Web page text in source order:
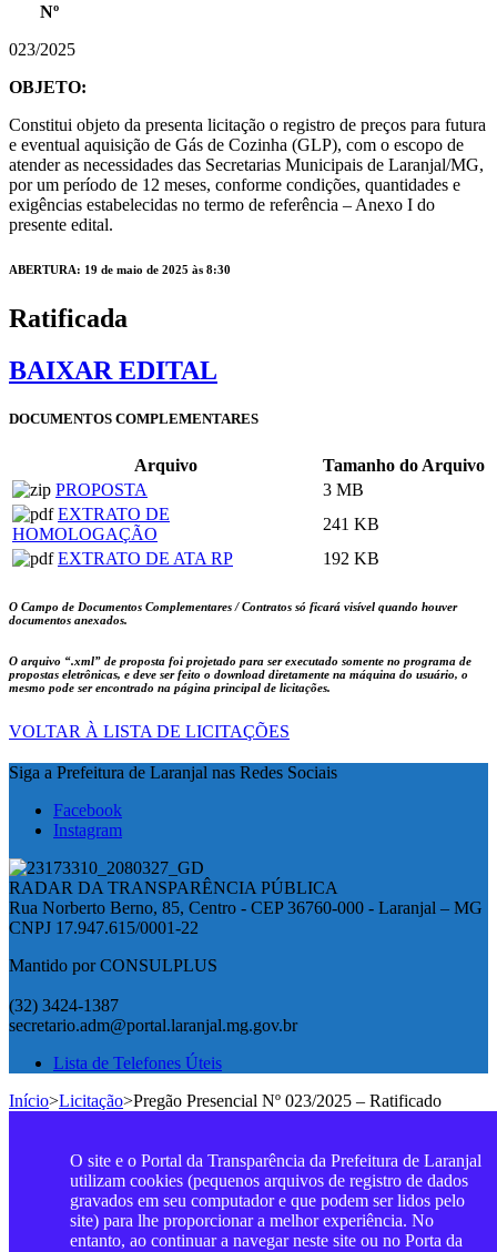
Nº
023/2025
OBJETO:
Constitui objeto da presenta licitação o registro de preços para futura
e eventual aquisição de Gás de Cozinha (GLP), com o escopo de
atender as necessidades das Secretarias Municipais de Laranjal/MG,
por um período de 12 meses, conforme condições, quantidades e
exigências estabelecidas no termo de referência – Anexo I do
presente edital.
ABERTURA: 19 de maio de 2025 às 8:30
Ratificada
BAIXAR EDITAL
DOCUMENTOS COMPLEMENTARES
Arquivo
Tamanho do Arquivo
PROPOSTA
3 MB
EXTRATO DE
HOMOLOGAÇÃO
241 KB
EXTRATO DE ATA RP
192 KB
O Campo de Documentos Complementares / Contratos só ficará visível quando houver
documentos anexados.
O arquivo “.xml” de proposta foi projetado para ser executado somente no programa de
propostas eletrônicas, e deve ser feito o download diretamente na máquina do usuário, o
mesmo pode ser encontrado na página principal de licitações.
VOLTAR À LISTA DE LICITAÇÕES
Siga a Prefeitura de Laranjal nas Redes Sociais
Facebook
Instagram
RADAR DA TRANSPARÊNCIA PÚBLICA
Rua Norberto Berno, 85, Centro - CEP 36760-000 - Laranjal – MG
CNPJ 17.947.615/0001-22
Mantido por CONSULPLUS
(32) 3424-1387
secretario.adm@portal.laranjal.mg.gov.br
Lista de Telefones Úteis
Início>Licitação>Pregão Presencial Nº 023/2025 – Ratificado
O site e o Portal da Transparência da Prefeitura de Laranjal
utilizam cookies (pequenos arquivos de registro de dados
gravados em seu computador e que podem ser lidos pelo
site) para lhe proporcionar a melhor experiência. No
entanto, ao continuar a navegar neste site ou no Porta da